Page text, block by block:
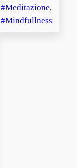
Meditazione ,
Mindfullness